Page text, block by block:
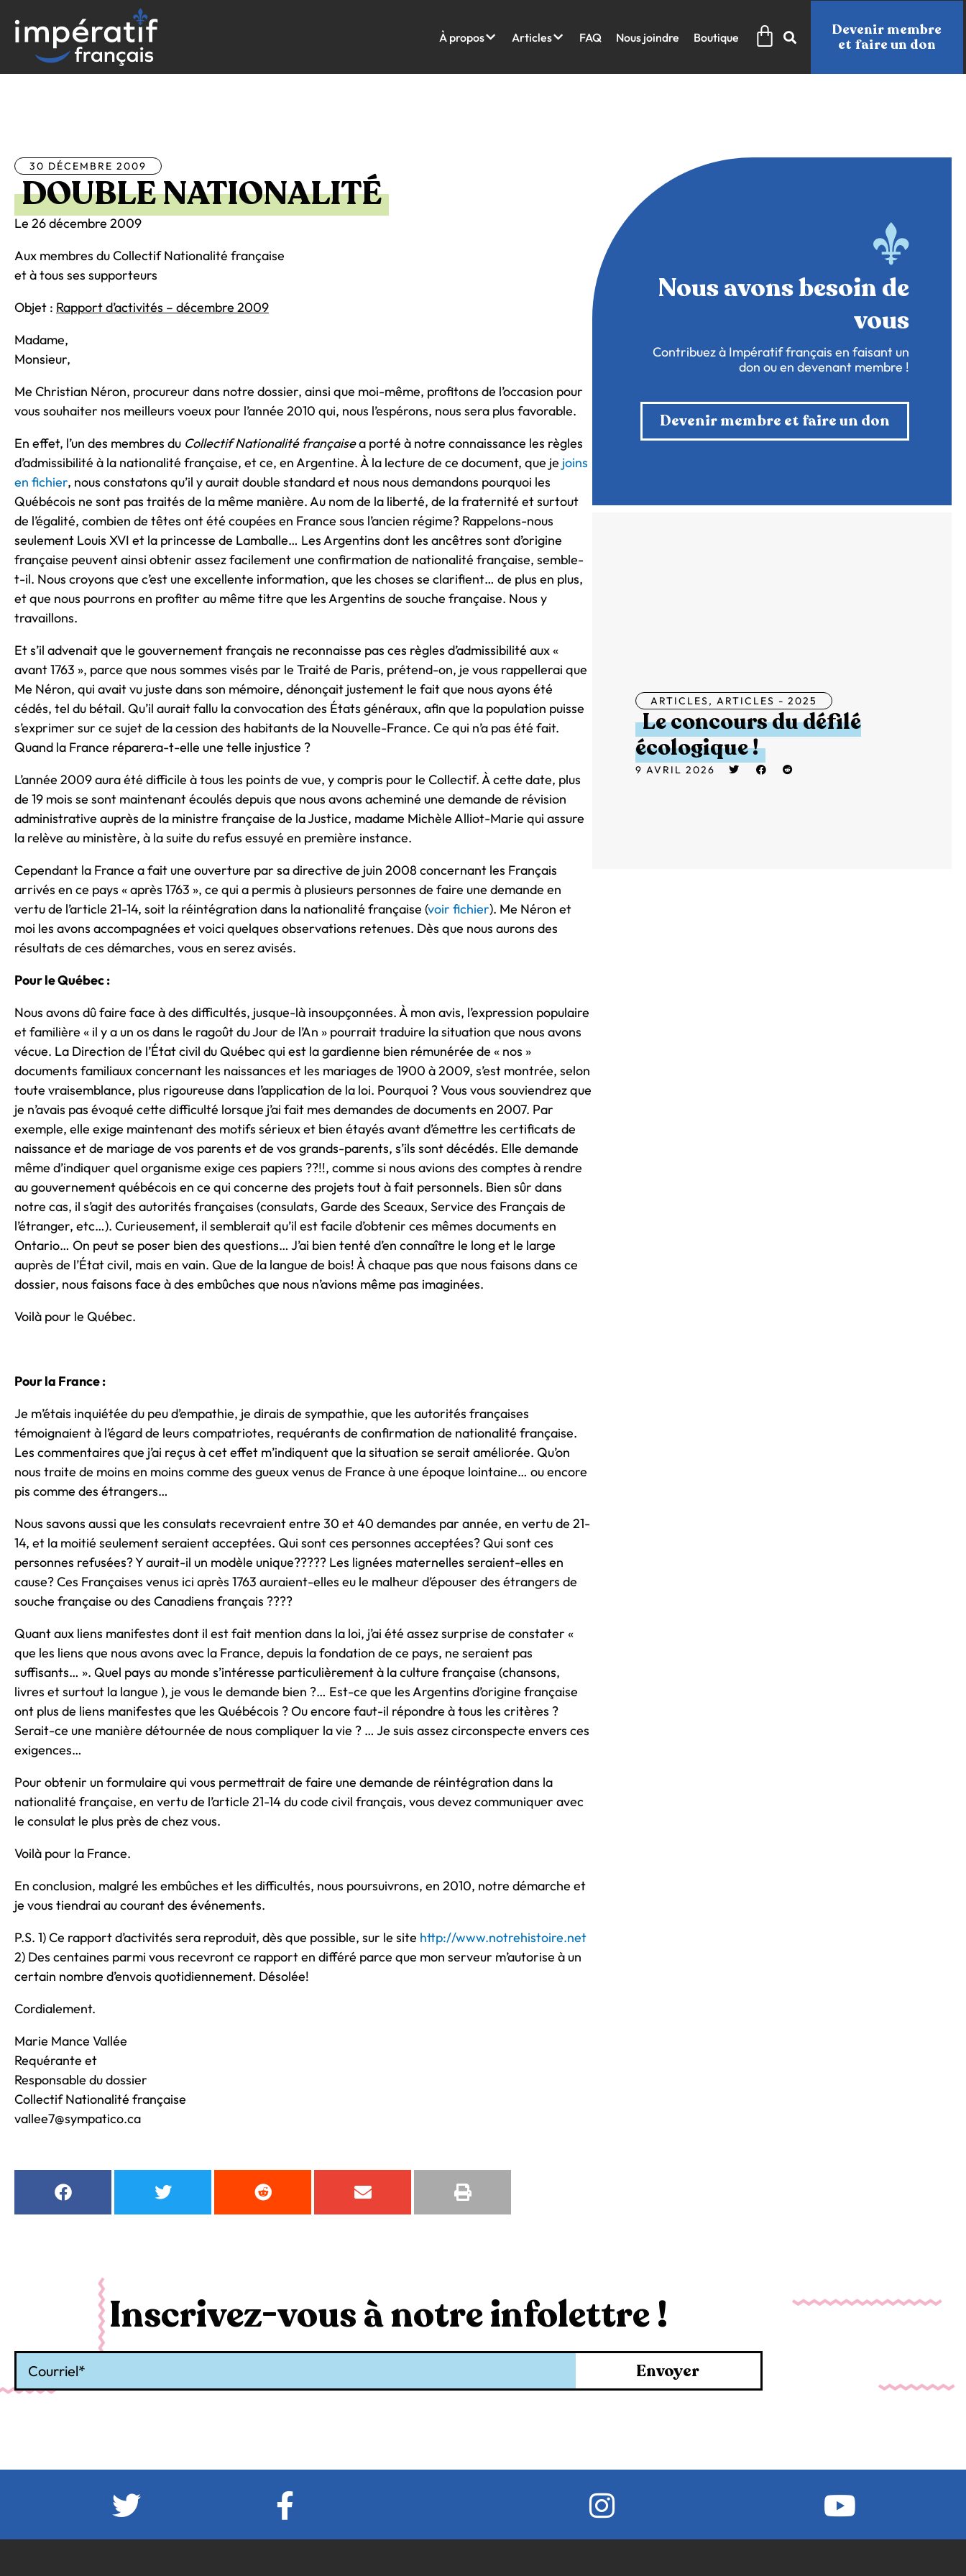
contenu
À propos Articles FAQ Nous joindre Boutique Panier
Devenir membre
et faire un don
30 DÉCEMBRE 2009
DOUBLE NATIONALITÉ
Le 26 décembre 2009
Aux membres du Collectif Nationalité française
et à tous ses supporteurs
Objet : Rapport d’activités – décembre 2009
Madame,
Monsieur,
Me Christian Néron, procureur dans notre dossier, ainsi que moi-même, profitons de l’occasion pour
vous souhaiter nos meilleurs voeux pour l’année 2010 qui, nous l’espérons, nous sera plus favorable.
En effet, l’un des membres du Collectif Nationalité françaisea porté à notre connaissance les règles
d’admissibilité à la nationalité française, et ce, en Argentine. À la lecture de ce document, que je joins
en fichier, nous constatons qu’il y aurait double standard et nous nous demandons pourquoi les
Québécois ne sont pas traités de la même manière. Au nom de la liberté, de la fraternité et surtout
de l’égalité, combien de têtes ont été coupées en France sous l’ancien régime? Rappelons-nous
seulement Louis XVI et la princesse de Lamballe… Les Argentins dont les ancêtres sont d’origine
française peuvent ainsi obtenir assez facilement une confirmation de nationalité française, semble-
t-il. Nous croyons que c’est une excellente information, que les choses se clarifient… de plus en plus,
et que nous pourrons en profiter au même titre que les Argentins de souche française. Nous y
travaillons.
Et s’il advenait que le gouvernement français ne reconnaisse pas ces règles d’admissibilité aux «
avant 1763 », parce que nous sommes visés par le Traité de Paris, prétend-on, je vous rappellerai que
Me Néron, qui avait vu juste dans son mémoire, dénonçait justement le fait que nous ayons été
cédés, tel du bétail. Qu’il aurait fallu la convocation des États généraux, afin que la population puisse
s’exprimer sur ce sujet de la cession des habitants de la Nouvelle-France. Ce qui n’a pas été fait.
Quand la France réparera-t-elle une telle injustice ?
L’année 2009 aura été difficile à tous les points de vue, y compris pour le Collectif. À cette date, plus
de 19 mois se sont maintenant écoulés depuis que nous avons acheminé une demande de révision
administrative auprès de la ministre française de la Justice, madame Michèle Alliot-Marie qui assure
la relève au ministère, à la suite du refus essuyé en première instance.
Cependant la France a fait une ouverture par sa directive de juin 2008 concernant les Français
arrivés en ce pays « après 1763 », ce qui a permis à plusieurs personnes de faire une demande en
vertu de l’article 21-14, soit la réintégration dans la nationalité française (voir fichier). Me Néron et
moi les avons accompagnées et voici quelques observations retenues. Dès que nous aurons des
résultats de ces démarches, vous en serez avisés.
Pour le Québec :
Nous avons dû faire face à des difficultés, jusque-là insoupçonnées. À mon avis, l’expression populaire
et familière « il y a un os dans le ragoût du Jour de l’An » pourrait traduire la situation que nous avons
vécue. La Direction de l’État civil du Québec qui est la gardienne bien rémunérée de « nos »
documents familiaux concernant les naissances et les mariages de 1900 à 2009, s’est montrée, selon
toute vraisemblance, plus rigoureuse dans l’application de la loi. Pourquoi ? Vous vous souviendrez que
je n’avais pas évoqué cette difficulté lorsque j’ai fait mes demandes de documents en 2007. Par
exemple, elle exige maintenant des motifs sérieux et bien étayés avant d’émettre les certificats de
naissance et de mariage de vos parents et de vos grands-parents, s’ils sont décédés. Elle demande
même d’indiquer quel organisme exige ces papiers ??!!, comme si nous avions des comptes à rendre
au gouvernement québécois en ce qui concerne des projets tout à fait personnels. Bien sûr dans
notre cas, il s’agit des autorités françaises (consulats, Garde des Sceaux, Service des Français de
l’étranger, etc…). Curieusement, il semblerait qu’il est facile d’obtenir ces mêmes documents en
Ontario… On peut se poser bien des questions… J’ai bien tenté d’en connaître le long et le large
auprès de l’État civil, mais en vain. Que de la langue de bois! À chaque pas que nous faisons dans ce
dossier, nous faisons face à des embûches que nous n’avions même pas imaginées.
Voilà pour le Québec.
Pour la France :
Je m’étais inquiétée du peu d’empathie, je dirais de sympathie, que les autorités françaises
témoignaient à l’égard de leurs compatriotes, requérants de confirmation de nationalité française.
Les commentaires que j’ai reçus à cet effet m’indiquent que la situation se serait améliorée. Qu’on
nous traite de moins en moins comme des gueux venus de France à une époque lointaine… ou encore
pis comme des étrangers…
Nous savons aussi que les consulats recevraient entre 30 et 40 demandes par année, en vertu de 21-
14, et la moitié seulement seraient acceptées. Qui sont ces personnes acceptées? Qui sont ces
personnes refusées? Y aurait-il un modèle unique????? Les lignées maternelles seraient-elles en
cause? Ces Françaises venus ici après 1763 auraient-elles eu le malheur d’épouser des étrangers de
souche française ou des Canadiens français ????
Quant aux liens manifestes dont il est fait mention dans la loi, j’ai été assez surprise de constater «
que les liens que nous avons avec la France, depuis la fondation de ce pays, ne seraient pas
suffisants… ». Quel pays au monde s’intéresse particulièrement à la culture française (chansons,
livres et surtout la langue ), je vous le demande bien ?… Est-ce que les Argentins d’origine française
ont plus de liens manifestes que les Québécois ? Ou encore faut-il répondre à tous les critères ?
Serait-ce une manière détournée de nous compliquer la vie ? … Je suis assez circonspecte envers ces
exigences…
Pour obtenir un formulaire qui vous permettrait de faire une demande de réintégration dans la
nationalité française, en vertu de l’article 21-14 du code civil français, vous devez communiquer avec
le consulat le plus près de chez vous.
Voilà pour la France.
En conclusion, malgré les embûches et les difficultés, nous poursuivrons, en 2010, notre démarche et
je vous tiendrai au courant des événements.
P.S. 1) Ce rapport d’activités sera reproduit, dès que possible, sur le site http://www.notrehistoire.net
2) Des centaines parmi vous recevront ce rapport en différé parce que mon serveur m’autorise à un
certain nombre d’envois quotidiennement. Désolée!
Cordialement.
Marie Mance Vallée
Requérante et
Responsable du dossier
Collectif Nationalité française
vallee7@sympatico.ca
Nous avons besoin de
vous
Contribuez à Impératif français en faisant un
don ou en devenant membre !
Devenir membre et faire un don
ARTICLES, ARTICLES - 2025
Le concours du défilé
écologique !
9 AVRIL 2026
Inscrivez-vous à notre infolettre !
Envoyer